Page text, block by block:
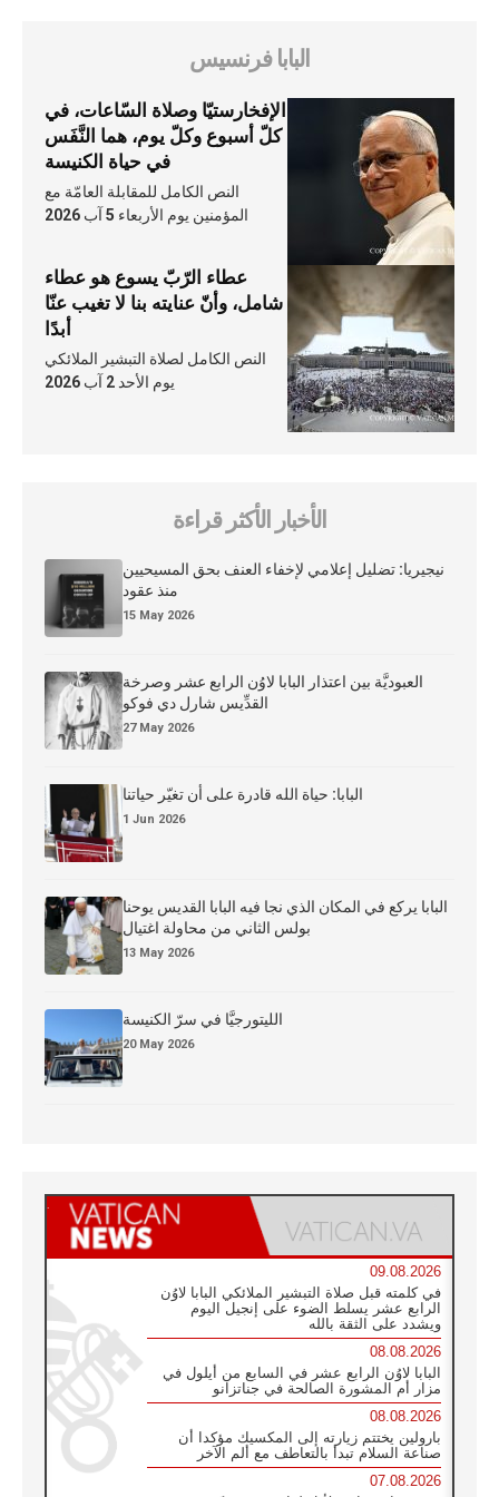
البابا فرنسيس
الإفخارستيّا وصلاة السّاعات، في
كلّ أسبوع وكلّ يوم، هما النَّفَس
في حياة الكنيسة
النص الكامل للمقابلة العامّة مع
المؤمنين يوم الأربعاء 5 آب 2026
عطاء الرّبّ يسوع هو عطاء
شامل، وأنّ عنايته بنا لا تغيب عنّا
أبدًا
النص الكامل لصلاة التبشير الملائكي
يوم الأحد 2 آب 2026
الأخبار الأكثر قراءة
نيجيريا: تضليل إعلامي لإخفاء العنف بحق المسيحيين
منذ عقود
15 May 2026
العبوديَّة بين اعتذار البابا لاوُن الرابع عشر وصرخة
القدِّيس شارل دي فوكو
27 May 2026
البابا: حياة الله قادرة على أن تغيّر حياتنا
1 Jun 2026
البابا يركع في المكان الذي نجا فيه البابا القديس يوحنا
بولس الثاني من محاولة اغتيال
13 May 2026
الليتورجيَّا في سرّ الكنيسة
20 May 2026
09.08.2026
في كلمته قبل صلاة التبشير الملائكي البابا لاوُن
الرابع عشر يسلط الضوء على إنجيل اليوم
ويشدد على الثقة بالله
08.08.2026
البابا لاوُن الرابع عشر في السابع من أيلول في
مزار أم المشورة الصالحة في جناتزانو
08.08.2026
بارولين يختتم زيارته إلى المكسيك مؤكدا أن
صناعة السلام تبدأ بالتعاطف مع ألم الآخر
07.08.2026